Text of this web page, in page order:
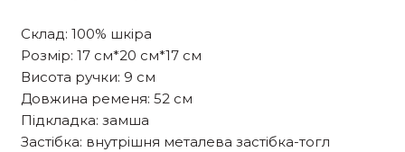
Склад: 100% шкіра
Розмір: 17 см*20 см*17 см
Висота ручки: 9 см
Довжина ременя: 52 см
Підкладка: замша
Застібка: внутрішня металева застібка-тогл